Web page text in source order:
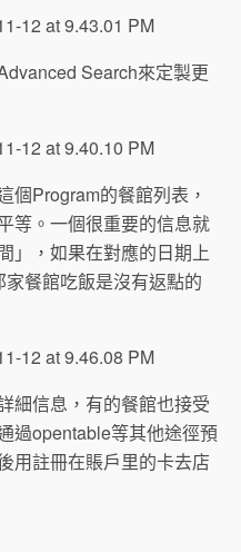
Search來定製更
個Program的餐館列表，
等。一個很重要的信息就
」，如果在對應的日期上
餐館吃飯是沒有返點的
細信息，有的餐館也接受
過opentable等其他途徑預
用註冊在賬戶里的卡去店